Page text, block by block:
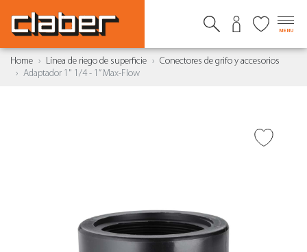
MENU
Home Línea de riego de superficie
Conectores de grifo y accesorios
Adaptador 1" 1/4 - 1” Max-Flow